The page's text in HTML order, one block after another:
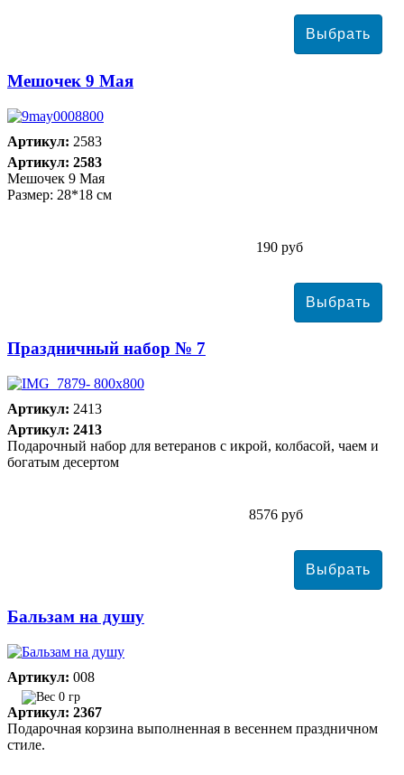
Мешочек 9 Мая
Артикул: 2583
Артикул: 2583
Мешочек 9 Мая
Размер: 28*18 см
190 руб
Праздничный набор № 7
Артикул: 2413
Артикул: 2413
Подарочный набор для ветеранов с икрой, колбасой, чаем и
богатым десертом
8576 руб
Бальзам на душу
Артикул: 008
0 гр
Артикул: 2367
Подарочная корзина выполненная в весеннем праздничном
стиле.